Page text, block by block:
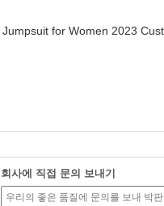
for Women 2023
회사에 직접 문의 보내기